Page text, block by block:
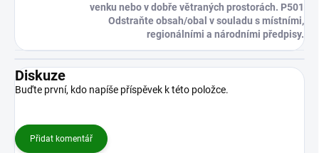
venku nebo v dobře větraných prostorách. P501
Odstraňte obsah/obal v souladu s místními,
regionálními a národními předpisy.
Diskuze
Buďte první, kdo napíše příspěvek k této položce.
Přidat komentář